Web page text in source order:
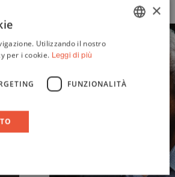
×
Utilizzando il nostro
per i cookie. Leggi di più
FUNZIONALITÀ